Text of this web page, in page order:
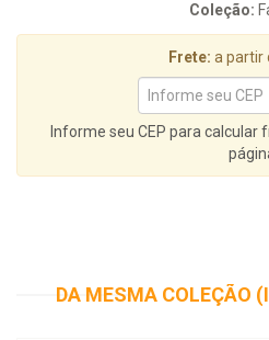
Coleção:
Frete: a partir
Informe seu CEP para
DA MESMA COLEÇÃO